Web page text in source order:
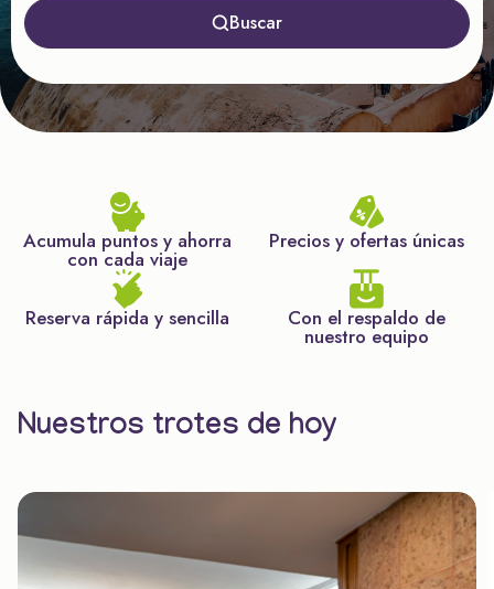
Buscar
Acumula puntos y ahorra
con cada viaje
Precios y ofertas únicas
Reserva rápida y sencilla Con el respaldo de
nuestro equipo
Nuestros trotes de hoy